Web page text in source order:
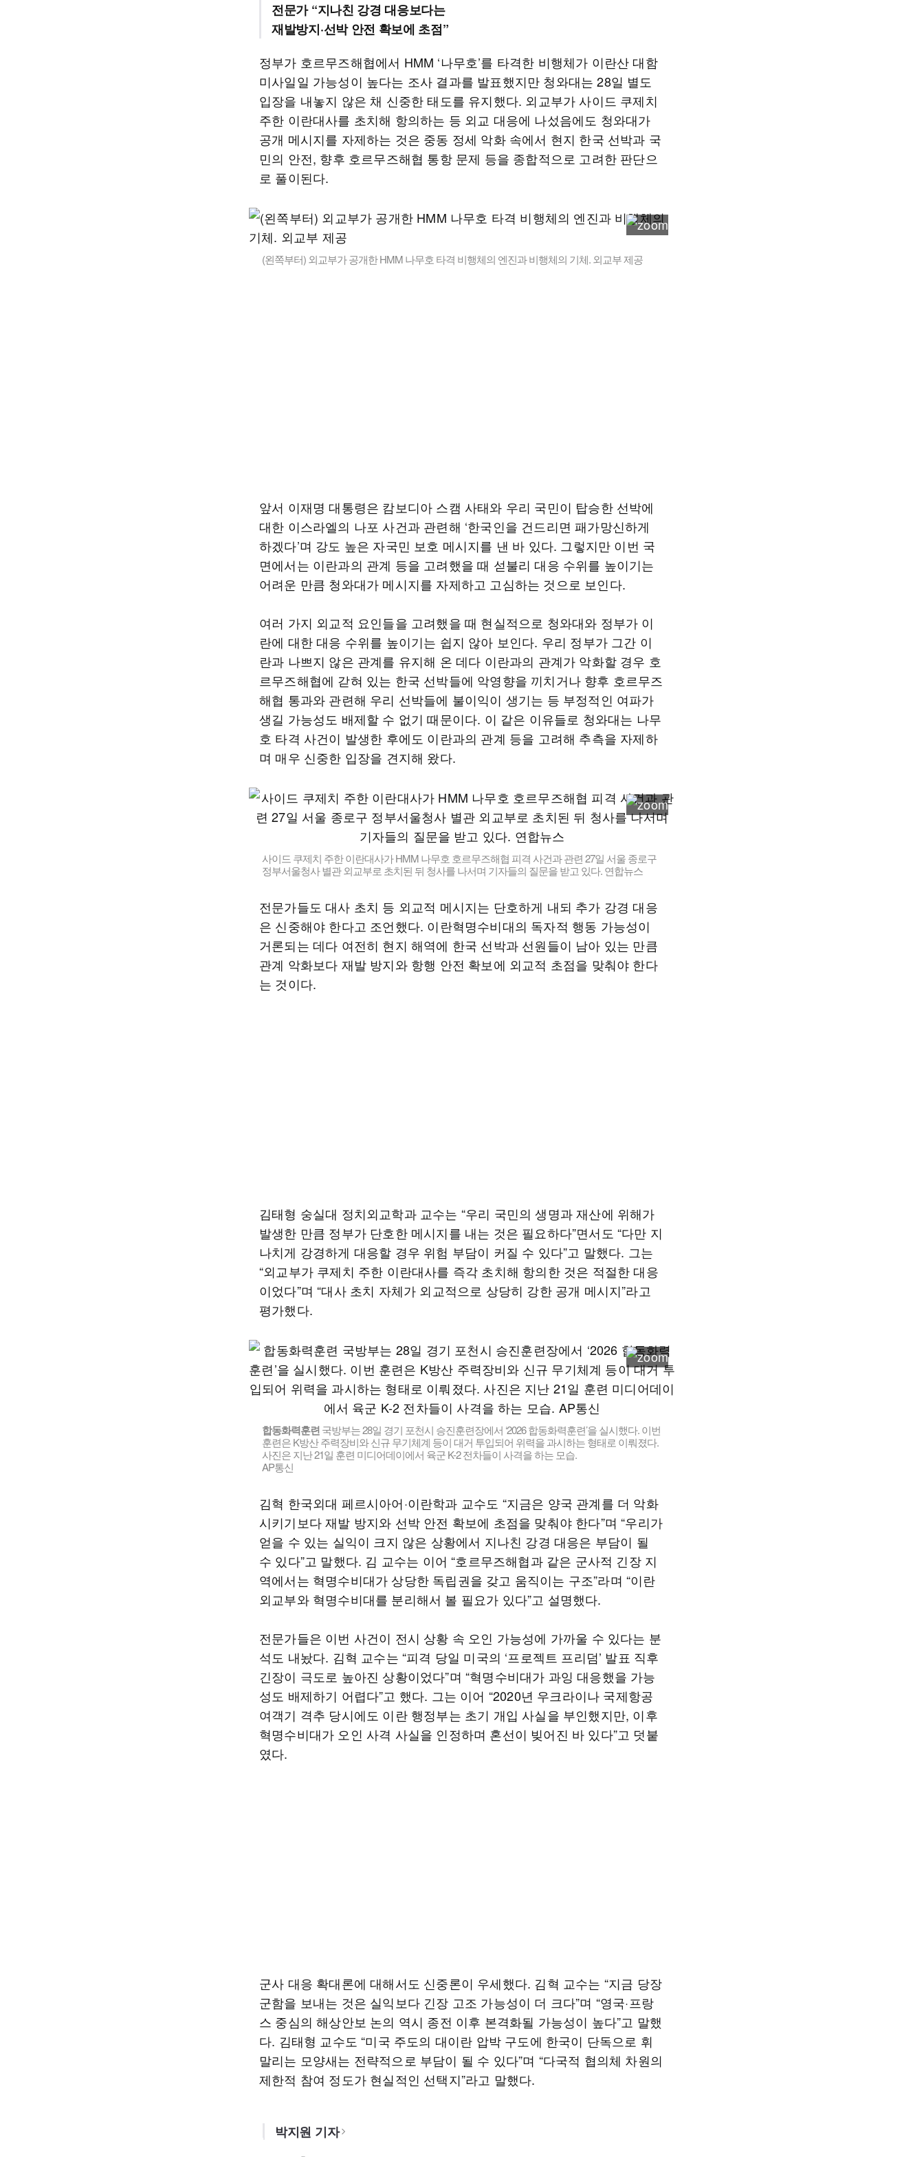
전문가 “지나친 강경 대응보다는
재발방지·선박 안전 확보에 초점”
정부가 호르무즈해협에서 HMM ‘나무호’를 타격한 비행체가 이란산 대함
미사일일 가능성이 높다는 조사 결과를 발표했지만 청와대는 28일 별도
입장을 내놓지 않은 채 신중한 태도를 유지했다. 외교부가 사이드 쿠제치
주한 이란대사를 초치해 항의하는 등 외교 대응에 나섰음에도 청와대가
공개 메시지를 자제하는 것은 중동 정세 악화 속에서 현지 한국 선박과 국
민의 안전, 향후 호르무즈해협 통항 문제 등을 종합적으로 고려한 판단으
로 풀이된다.
(왼쪽부터) 외교부가 공개한 HMM 나무호 타격 비행체의 엔진과 비행체의 기체. 외교부 제공
앞서 이재명 대통령은 캄보디아 스캠 사태와 우리 국민이 탑승한 선박에
대한 이스라엘의 나포 사건과 관련해 ‘한국인을 건드리면 패가망신하게
하겠다’며 강도 높은 자국민 보호 메시지를 낸 바 있다. 그렇지만 이번 국
면에서는 이란과의 관계 등을 고려했을 때 섣불리 대응 수위를 높이기는
어려운 만큼 청와대가 메시지를 자제하고 고심하는 것으로 보인다.
여러 가지 외교적 요인들을 고려했을 때 현실적으로 청와대와 정부가 이
란에 대한 대응 수위를 높이기는 쉽지 않아 보인다. 우리 정부가 그간 이
란과 나쁘지 않은 관계를 유지해 온 데다 이란과의 관계가 악화할 경우 호
르무즈해협에 갇혀 있는 한국 선박들에 악영향을 끼치거나 향후 호르무즈
해협 통과와 관련해 우리 선박들에 불이익이 생기는 등 부정적인 여파가
생길 가능성도 배제할 수 없기 때문이다. 이 같은 이유들로 청와대는 나무
호 타격 사건이 발생한 후에도 이란과의 관계 등을 고려해 추측을 자제하
며 매우 신중한 입장을 견지해 왔다.
사이드 쿠제치 주한 이란대사가 HMM 나무호 호르무즈해협 피격 사건과 관련 27일 서울 종로구
정부서울청사 별관 외교부로 초치된 뒤 청사를 나서며 기자들의 질문을 받고 있다. 연합뉴스
전문가들도 대사 초치 등 외교적 메시지는 단호하게 내되 추가 강경 대응
은 신중해야 한다고 조언했다. 이란혁명수비대의 독자적 행동 가능성이
거론되는 데다 여전히 현지 해역에 한국 선박과 선원들이 남아 있는 만큼
관계 악화보다 재발 방지와 항행 안전 확보에 외교적 초점을 맞춰야 한다
는 것이다.
김태형 숭실대 정치외교학과 교수는 “우리 국민의 생명과 재산에 위해가
발생한 만큼 정부가 단호한 메시지를 내는 것은 필요하다”면서도 “다만 지
나치게 강경하게 대응할 경우 위험 부담이 커질 수 있다”고 말했다. 그는
“외교부가 쿠제치 주한 이란대사를 즉각 초치해 항의한 것은 적절한 대응
이었다”며 “대사 초치 자체가 외교적으로 상당히 강한 공개 메시지”라고
평가했다.
합동화력훈련국방부는 28일 경기 포천시 승진훈련장에서 ‘2026 합동화력훈련’을 실시했다. 이번
훈련은 K방산 주력장비와 신규 무기체계 등이 대거 투입되어 위력을 과시하는 형태로 이뤄졌다.
사진은 지난 21일 훈련 미디어데이에서 육군 K-2 전차들이 사격을 하는 모습.
AP통신
김혁 한국외대 페르시아어·이란학과 교수도 “지금은 양국 관계를 더 악화
시키기보다 재발 방지와 선박 안전 확보에 초점을 맞춰야 한다”며 “우리가
얻을 수 있는 실익이 크지 않은 상황에서 지나친 강경 대응은 부담이 될
수 있다”고 말했다. 김 교수는 이어 “호르무즈해협과 같은 군사적 긴장 지
역에서는 혁명수비대가 상당한 독립권을 갖고 움직이는 구조”라며 “이란
외교부와 혁명수비대를 분리해서 볼 필요가 있다”고 설명했다.
전문가들은 이번 사건이 전시 상황 속 오인 가능성에 가까울 수 있다는 분
석도 내놨다. 김혁 교수는 “피격 당일 미국의 ‘프로젝트 프리덤’ 발표 직후
긴장이 극도로 높아진 상황이었다”며 “혁명수비대가 과잉 대응했을 가능
성도 배제하기 어렵다”고 했다. 그는 이어 “2020년 우크라이나 국제항공
여객기 격추 당시에도 이란 행정부는 초기 개입 사실을 부인했지만, 이후
혁명수비대가 오인 사격 사실을 인정하며 혼선이 빚어진 바 있다”고 덧붙
였다.
군사 대응 확대론에 대해서도 신중론이 우세했다. 김혁 교수는 “지금 당장
군함을 보내는 것은 실익보다 긴장 고조 가능성이 더 크다”며 “영국·프랑
스 중심의 해상안보 논의 역시 종전 이후 본격화될 가능성이 높다”고 말했
다. 김태형 교수도 “미국 주도의 대이란 압박 구도에 한국이 단독으로 휘
말리는 모양새는 전략적으로 부담이 될 수 있다”며 “다국적 협의체 차원의
제한적 참여 정도가 현실적인 선택지”라고 말했다.
박지원 기자